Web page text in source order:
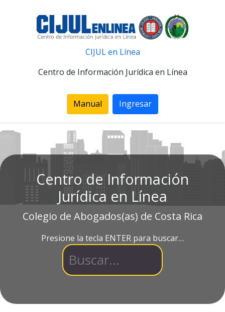
CIJUL en Línea
Centro de Información Jurídica en Línea
Manual Ingresar
Centro de Información
Jurídica en Línea
Colegio de Abogados(as) de Costa Rica
Presione la tecla ENTER para buscar…